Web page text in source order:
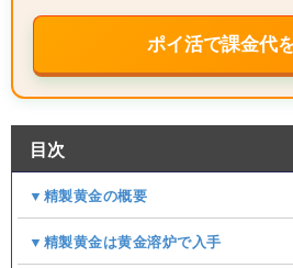
ポイ活で課金代
目次
▼精製黄金の概要
▼精製黄金は黄金溶炉で入手